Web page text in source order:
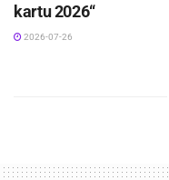
kartu 2026“
2026-07-26